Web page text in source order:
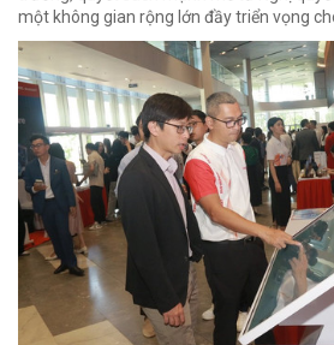
một không gian rộng lớn đầy triển vọng